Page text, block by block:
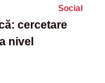
Social
cercetare
nivel